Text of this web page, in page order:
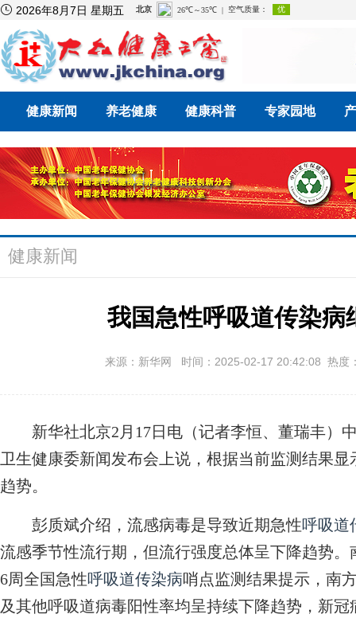
 2026年8月7日 星期五
健康新闻 养老健康 健康科普 专家园地
健康新闻
我国急性呼吸道传染病
来源：新华网 时间：2025-02-17 20:42:08 热度
新华社北京2月17日电（记者李恒、董瑞丰）
卫生健康委新闻发布会上说，根据当前监测结果显
趋势。
彭质斌介绍，流感病毒是导致近期急性呼吸道
流感季节性流行期，但流行强度总体呈下降趋势
6周全国急性呼吸道传染病哨点监测结果提示，南
及其他呼吸道病毒阳性率均呈持续下降趋势，新